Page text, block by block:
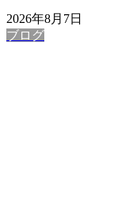
2026年8月7日
ブログ